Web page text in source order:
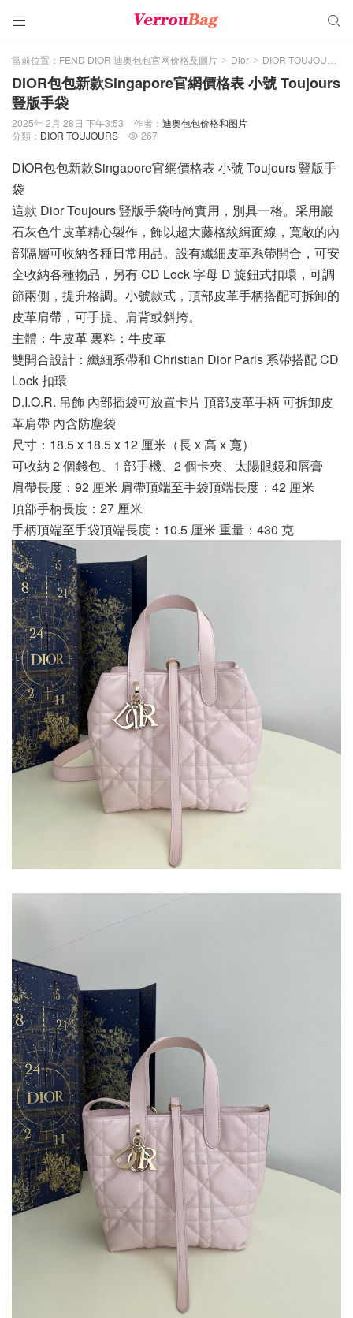
 
當前位置： FEND DIOR 迪奥包包官网价格及圖片 > Dior > DIOR TOUJOURS
DIOR包包新款Singapore官網價格表 小號 Toujours
豎版手袋
2025年 2月 28日 下午3:53 作者： 迪奥包包价格和图片
分類： DIOR TOUJOURS  267
DIOR包包新款Singapore官網價格表 小號 Toujours 豎版手
袋
這款 Dior Toujours 豎版手袋時尚實用，別具一格。采用巖
石灰色牛皮革精心製作，飾以超大藤格紋緝面線，寬敞的內
部隔層可收納各種日常用品。設有纖細皮革系帶開合，可安
全收納各種物品，另有 CD Lock 字母 D 旋鈕式扣環，可調
節兩側，提升格調。小號款式，頂部皮革手柄搭配可拆卸的
皮革肩帶，可手提、肩背或斜挎。
主體：牛皮革 裏料：牛皮革
雙開合設計：纖細系帶和 Christian Dior Paris 系帶搭配 CD
Lock 扣環
D.I.O.R. 吊飾 內部插袋可放置卡片 頂部皮革手柄 可拆卸皮
革肩帶 內含防塵袋
尺寸：18.5 x 18.5 x 12 厘米（長 x 高 x 寬）
可收納 2 個錢包、1 部手機、2 個卡夾、太陽眼鏡和唇膏
肩帶長度：92 厘米 肩帶頂端至手袋頂端長度：42 厘米
頂部手柄長度：27 厘米
手柄頂端至手袋頂端長度：10.5 厘米 重量：430 克